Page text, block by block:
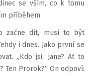
se vším, co k tomu
příběhem.
začne dít, musí to být
i dnes. Jako první se
„Kdo jsi, Jane? Ať to
Ten Prorok?“ On odpoví: